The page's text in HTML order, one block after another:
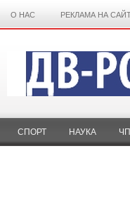
О НАС РЕКЛАМА НА
СПОРТ НАУКА ЧП